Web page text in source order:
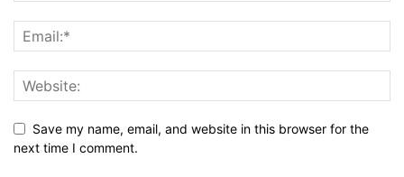
Save my name, email, and website in this browser for the
next time I comment.